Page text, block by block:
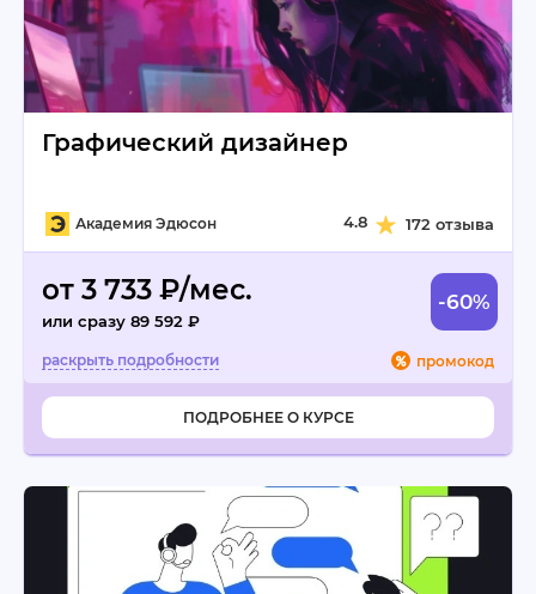
Графический дизайнер
Академия Эдюсон 4.8 172 отзыва
от 3 733 ₽/мес.
или сразу 89 592 ₽
-60%
промокод
ПОДРОБНЕЕ О КУРСЕ